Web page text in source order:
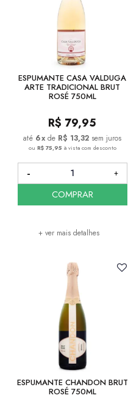
ESPUMANTE CASA VALDUGA
ARTE TRADICIONAL BRUT
ROSÉ 750ML
R$ 79,95
6x de R$ 13,32 sem juros
ou R$ 75,95 à vista com desconto
+ ver mais detalhes
COMPRAR
ESPUMANTE CHANDON BRUT
ROSÉ 750ML